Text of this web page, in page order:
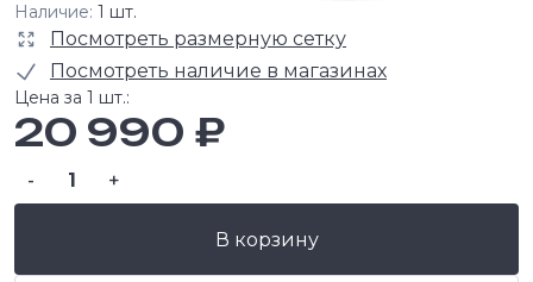
Наличие: 1 шт.
Посмотреть размерную сетку
Посмотреть наличие в магазинах
Цена за 1 шт.:
20 990 ₽
- +
В корзину